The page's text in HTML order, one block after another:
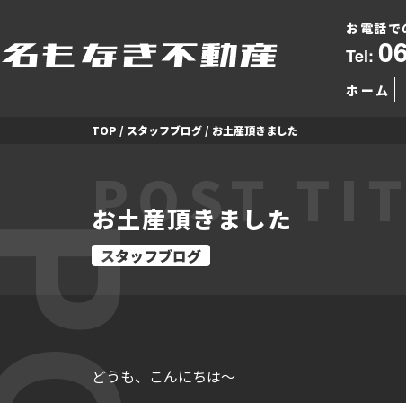
お電話で
Tel:
ホーム
TOP / スタッフブログ / お土産頂きました
POST
お土産頂きました
スタッフブログ
どうも、こんにちは～